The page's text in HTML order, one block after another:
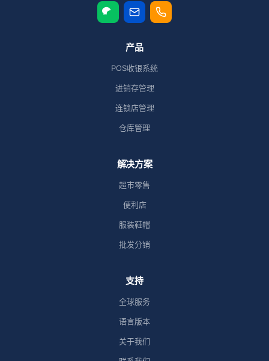
产品
POS收银系统
进销存管理
连锁店管理
仓库管理
解决方案
超市零售
便利店
服装鞋帽
批发分销
支持
全球服务
语言版本
关于我们